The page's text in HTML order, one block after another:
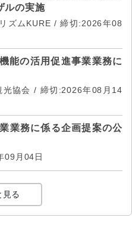
ルの実施
ズムKURE / 締切:2026年08
能の活用促進事業業務に
光協会 / 締切:2026年08月14
業務に係る企画提案の公
09月04日
見る